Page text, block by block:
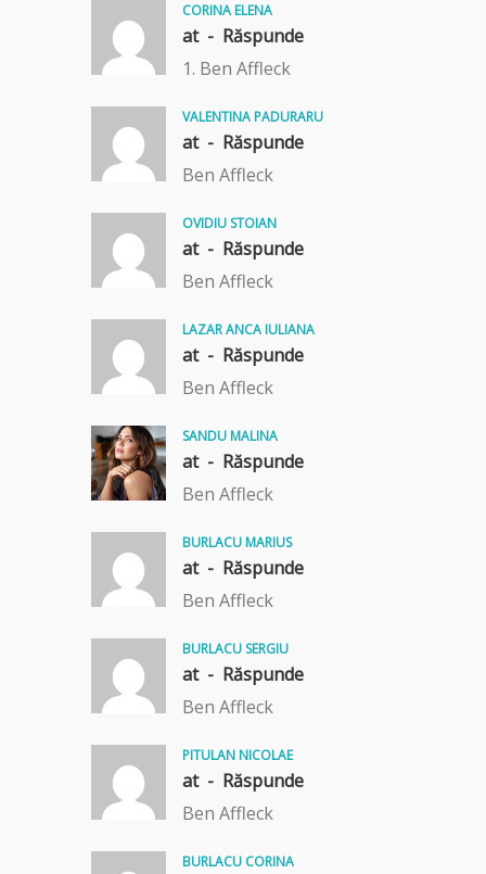
CORINA ELENA
at - Răspunde
1. Ben Affleck
VALENTINA PADURARU
at - Răspunde
Ben Affleck
OVIDIU STOIAN
at - Răspunde
Ben Affleck
LAZAR ANCA IULIANA
at - Răspunde
Ben Affleck
SANDU MALINA
at - Răspunde
Ben Affleck
BURLACU MARIUS
at - Răspunde
Ben Affleck
BURLACU SERGIU
at - Răspunde
Ben Affleck
PITULAN NICOLAE
at - Răspunde
Ben Affleck
BURLACU CORINA